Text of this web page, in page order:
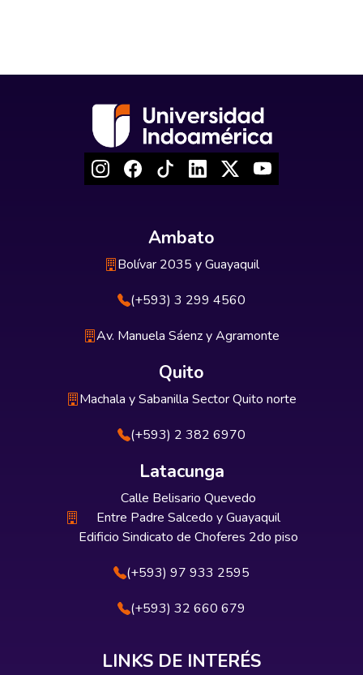
Ambato
Bolívar 2035 y Guayaquil
(+593) 3 299 4560
Av. Manuela Sáenz y Agramonte
Quito
Machala y Sabanilla Sector Quito norte
(+593) 2 382 6970
Latacunga
Calle Belisario Quevedo
Entre Padre Salcedo y Guayaquil
Edificio Sindicato de Choferes 2do piso
(+593) 97 933 2595
(+593) 32 660 679
LINKS DE INTERÉS